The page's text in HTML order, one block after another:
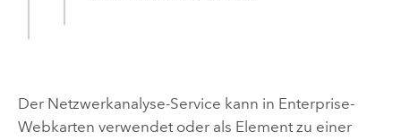
Der Netzwerkanalyse-Service kann in Enterprise-
Webkarten verwendet oder als Element zu einer